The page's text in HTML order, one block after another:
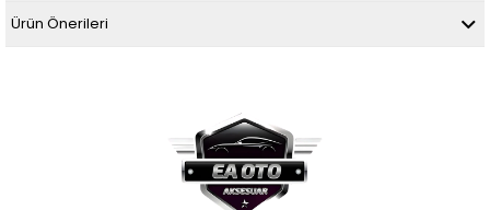
Ürün Önerileri